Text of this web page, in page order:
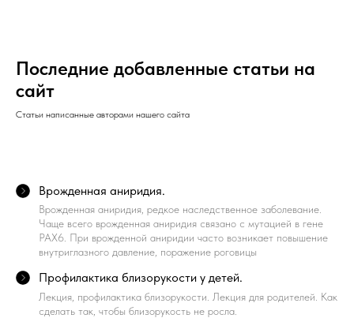
Последние добавленные статьи на
сайт
Статьи написанные авторами нашего сайта
Врожденная аниридия.
Врожденная аниридия, редкое наследственное заболевание.
Чаще всего врожденная аниридия связано с мутацией в гене
PAX6. При врожденной аниридии часто возникает повышение
внутриглазного давление, поражение роговицы
Профилактика близорукости у детей.
Лекция, профилактика близорукости. Лекция для родителей. Как
сделать так, чтобы близорукость не росла.